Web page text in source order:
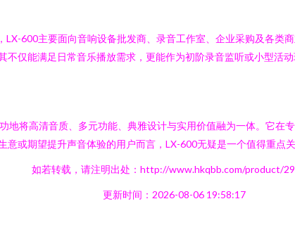
600主要面向音响设备批发商、录音工作室、企业采购及各类
仅能满足日常音乐播放需求，更能作为初阶录音监听或小型活
地将高清音质、多元功能、典雅设计与实用价值融为一体。它在
或期望提升声音体验的用户而言，LX-600无疑是一个值得重点关
如若转载，请注明出处：http://www.hkqbb.com/product/
更新时间：2026-08-06 19:58:17